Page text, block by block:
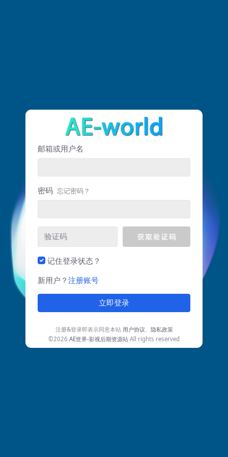
邮箱或用户名
密码 忘记密码？
记住登录状态？
新用户？ 注册账号
立即登录
注册&登录即表示同意本站 用户协议
隐私政策
©2026 AE世界-影视后期资源站 All rights reserved